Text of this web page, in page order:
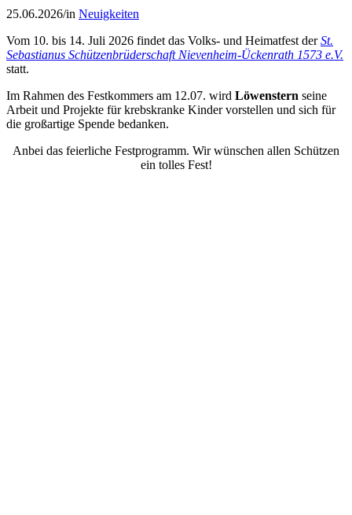
25.06.2026/in Neuigkeiten
Vom 10. bis 14. Juli 2026 findet das Volks- und Heimatfest derSt.
Sebastianus Schützenbrüderschaft Nievenheim-Ückenrath 1573 e.V.
statt.
Im Rahmen des Festkommers am 12.07. wird Löwenstern seine
Arbeit und Projekte für krebskranke Kinder vorstellen und sich für
die großartige Spende bedanken.
Anbei das feierliche Festprogramm. Wir wünschen allen Schützen
ein tolles Fest!